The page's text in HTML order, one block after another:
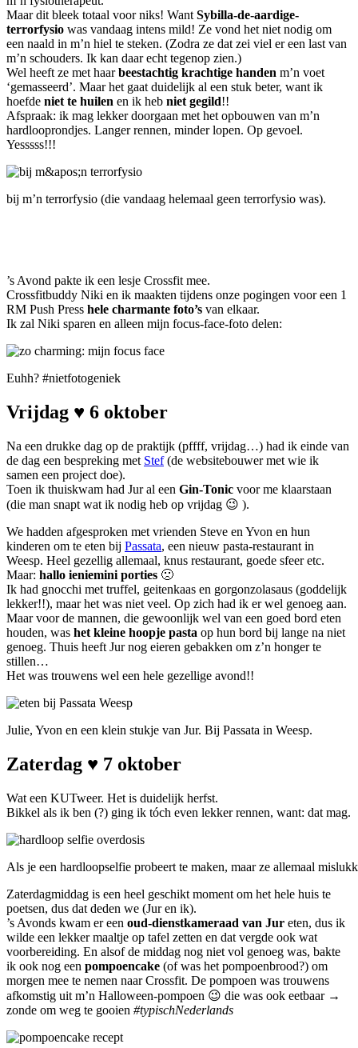
Maar dit bleek totaal voor niks! Want Sybilla-de-aardige-
terrorfysio was vandaag intens mild! Ze vond het niet nodig om
een naald in m’n hiel te steken. (Zodra ze dat zei viel er een last van
m’n schouders. Ik kan daar echt tegenop zien.)
Wel heeft ze met haarbeestachtig krachtige handen m’n voet
‘gemasseerd’. Maar het gaat duidelijk al een stuk beter, want ik
hoefde niet te huilen en ik heb niet gegild!!
Afspraak: ik mag lekker doorgaan met het opbouwen van m’n
hardlooprondjes. Langer rennen, minder lopen. Op gevoel.
Yesssss!!!
bij m’n terrorfysio (die vandaag helemaal geen terrorfysio was).
’s Avond pakte ik een lesje Crossfit mee.
Crossfitbuddy Niki en ik maakten tijdens onze pogingen voor een 1
RM Push Press hele charmante foto’s van elkaar.
Ik zal Niki sparen en alleen mijn focus-face-foto delen:
Euhh? #nietfotogeniek
Vrijdag ♥ 6 oktober
Na een drukke dag op de praktijk (pffff, vrijdag…) had ik einde van
de dag een bespreking met Stef(de websitebouwer met wie ik
samen een project doe).
Toen ik thuiskwam had Jur al een Gin-Tonic voor me klaarstaan
(die man snapt wat ik nodig heb op vrijdag 😉 ).
We hadden afgesproken met vrienden Steve en Yvon en hun
kinderen om te eten bij Passata, een nieuw pasta-restaurant in
Weesp. Heel gezellig allemaal, knus restaurant, goede sfeer etc.
Maar: hallo ieniemini porties 🙁
Ik had gnocchi met truffel, geitenkaas en gorgonzolasaus (goddelijk
lekker!!), maar het was niet veel. Op zich had ik er wel genoeg aan.
Maar voor de mannen, die gewoonlijk wel van een goed bord eten
houden, was het kleine hoopje pasta op hun bord bij lange na niet
genoeg. Thuis heeft Jur nog eieren gebakken om z’n honger te
stillen…
Het was trouwens wel een hele gezellige avond!!
Julie, Yvon en een klein stukje van Jur. Bij Passata in Weesp.
Zaterdag ♥ 7 oktober
Wat een KUTweer. Het is duidelijk herfst.
Bikkel als ik ben (?) ging ik tóch even lekker rennen, want: dat mag.
Als je een hardloopselfie probeert te maken, maar ze allemaal
Zaterdagmiddag is een heel geschikt moment om het hele huis te
poetsen, dus dat deden we (Jur en ik).
’s Avonds kwam er een oud-dienstkameraad van Jur eten, dus ik
wilde een lekker maaltje op tafel zetten en dat vergde ook wat
voorbereiding. En alsof de middag nog niet vol genoeg was, bakte
ik ook nog een pompoencake (of was het pompoenbrood?) om
morgen mee te nemen naar Crossfit. De pompoen was trouwens
afkomstig uit m’n Halloween-pompoen 😉 die was ook eetbaar →
zonde om weg te gooien #typischNederlands